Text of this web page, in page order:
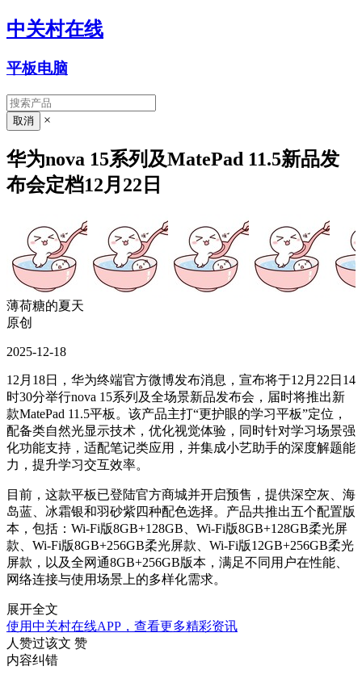
中关村在线
平板电脑
×
华为nova 15系列及MatePad 11.5新品发
布会定档12月22日
薄荷糖的夏天
原创
2025-12-18
12月18日，华为终端官方微博发布消息，宣布将于12月22日14
时30分举行nova 15系列及全场景新品发布会，届时将推出新
款MatePad 11.5平板。该产品主打“更护眼的学习平板”定位，
配备类自然光显示技术，优化视觉体验，同时针对学习场景强
化功能支持，适配笔记类应用，并集成小艺助手的深度解题能
力，提升学习交互效率。
目前，这款平板已登陆官方商城并开启预售，提供深空灰、海
岛蓝、冰霜银和羽砂紫四种配色选择。产品共推出五个配置版
本，包括：Wi-Fi版8GB+128GB、Wi-Fi版8GB+128GB柔光屏
款、Wi-Fi版8GB+256GB柔光屏款、Wi-Fi版12GB+256GB柔光
屏款，以及全网通8GB+256GB版本，满足不同用户在性能、
网络连接与使用场景上的多样化需求。
展开全文
使用中关村在线APP，查看更多精彩资讯
人赞过该文 赞
内容纠错